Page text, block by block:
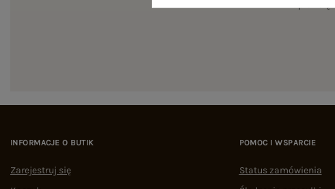
INFORMACJE O BUTIK
Zarejestruj się
POMOC I WSPARCIE
Status zamówienia